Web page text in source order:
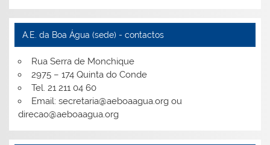
A.E. da Boa Água (sede) - contactos
Rua Serra de Monchique
2975 – 174 Quinta do Conde
Tel. 21 211 04 60
Email: secretaria@aeboaagua.org ou
direcao@aeboaagua.org